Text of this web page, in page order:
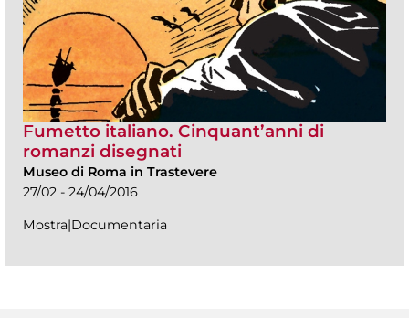
Fumetto italiano. Cinquant’anni di
romanzi disegnati
Museo di Roma in Trastevere
27/02 - 24/04/2016
Mostra|Documentaria